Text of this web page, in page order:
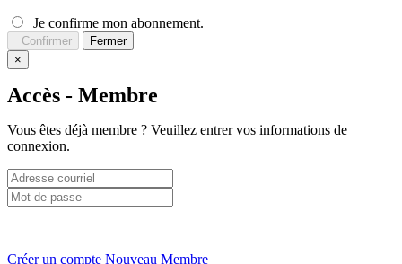
Je confirme mon abonnement.
Confirmer
Fermer
×
Accès - Membre
Vous êtes déjà membre ? Veuillez entrer vos informations de
connexion.
Créer un compte Nouveau Membre